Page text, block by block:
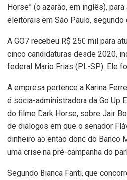
Horse” (o azarão, em inglês), para
eleitorais em São Paulo, segundo
A GO7 recebeu R$ 250 mil para
cinco candidaturas desde 2020,
federal Mario Frias (PL-SP). Ele
A empresa pertence a Karina
é sócia-administradora da Go Up
do filme Dark Horse, sobre Jair
de diálogos em que o senador
dinheiro ao então dono do Banco
uma crise na pré-campanha do
Segundo Bianca Fanti, que